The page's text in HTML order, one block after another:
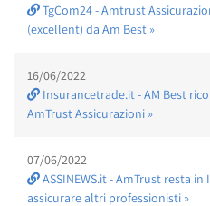
TgCom24 - Amtrust
(excellent) da Am Best »
16/06/2022
Insurancetrade.it - AM Best
AmTrust Assicurazioni »
07/06/2022
ASSINEWS.it - AmTrust resta
assicurare altri professionisti »